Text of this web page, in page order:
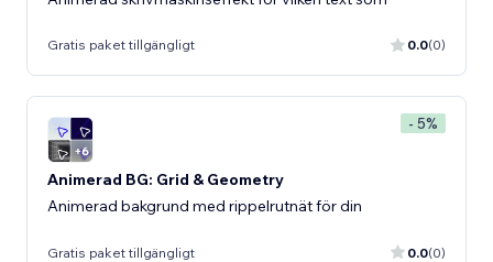
Gratis paket tillgängligt 0.0(0)
- 5%
Animerad BG: Grid & Geometry
Animerad bakgrund med rippelrutnät för din
Gratis paket tillgängligt 0.0(0)